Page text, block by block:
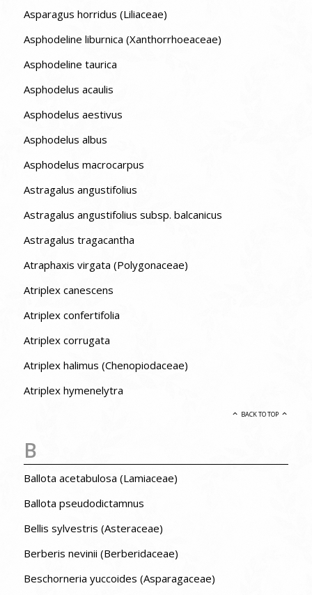
Asparagus horridus (Liliaceae)
Asphodeline liburnica (Xanthorrhoeaceae)
Asphodeline taurica
Asphodelus acaulis
Asphodelus aestivus
Asphodelus albus
Asphodelus macrocarpus
Astragalus angustifolius
Astragalus angustifolius subsp. balcanicus
Astragalus tragacantha
Atraphaxis virgata (Polygonaceae)
Atriplex canescens
Atriplex confertifolia
Atriplex corrugata
Atriplex halimus (Chenopiodaceae)
Atriplex hymenelytra
BACK TO TOP
B
Ballota acetabulosa (Lamiaceae)
Ballota pseudodictamnus
Bellis sylvestris (Asteraceae)
Berberis nevinii (Berberidaceae)
Beschorneria yuccoides (Asparagaceae)